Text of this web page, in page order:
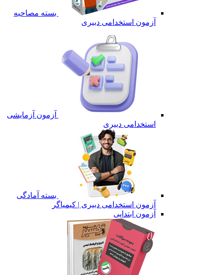
بسته مصاحبه
آزمون استخدامی دبیری
آزمون آزمایشی
استخدامی دبیری
بسته آمادگی
آزمون استخدامی دبیری | کیمیاگر
آزمون ابتدایی